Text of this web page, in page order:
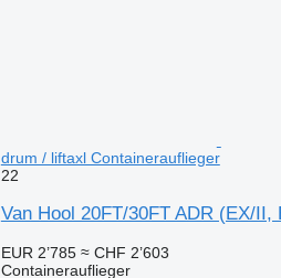
drum / liftaxl Containerauflieger
22
Van Hool 20FT/30FT ADR (EX/
EUR 2’785 ≈ CHF 2’603
Containerauflieger